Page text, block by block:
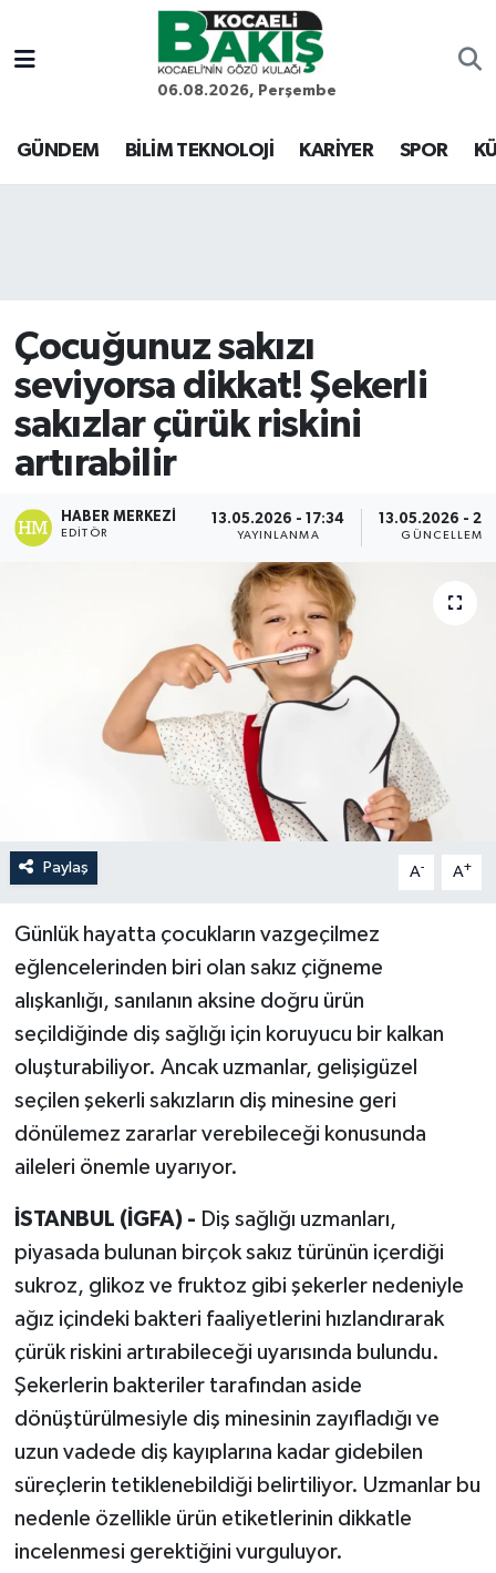
06.08.2026, Perşembe
GÜNDEM BİLİM TEKNOLOJİ KARİYER SPOR
Çocuğunuz sakızı
seviyorsa dikkat! Şekerli
sakızlar çürük riskini
artırabilir
HABER MERKEZI
EDITÖR
13.05.2026 - 17:34
YAYINLANMA
13.05.2026 -
GÜNCELLEME
Paylaş A- A+
Günlük hayatta çocukların vazgeçilmez
eğlencelerinden biri olan sakız çiğneme
alışkanlığı, sanılanın aksine doğru ürün
seçildiğinde diş sağlığı için koruyucu bir kalkan
oluşturabiliyor. Ancak uzmanlar, gelişigüzel
seçilen şekerli sakızların diş minesine geri
dönülemez zararlar verebileceği konusunda
aileleri önemle uyarıyor.
İSTANBUL (İGFA) - Diş sağlığı uzmanları,
piyasada bulunan birçok sakız türünün içerdiği
sukroz, glikoz ve fruktoz gibi şekerler nedeniyle
ağız içindeki bakteri faaliyetlerini hızlandırarak
çürük riskini artırabileceği uyarısında bulundu.
Şekerlerin bakteriler tarafından aside
dönüştürülmesiyle diş minesinin zayıfladığı ve
uzun vadede diş kayıplarına kadar gidebilen
süreçlerin tetiklenebildiği belirtiliyor. Uzmanlar bu
nedenle özellikle ürün etiketlerinin dikkatle
incelenmesi gerektiğini vurguluyor.
Kocaeli Nöbetçi Eczaneler
Kocaeli Hava Durumu
Son Dakika Haberleri
Haber Arşivi